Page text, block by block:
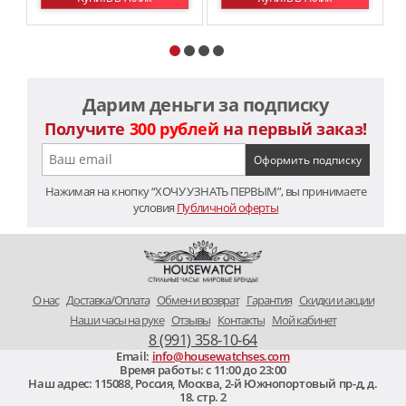
Дарим деньги за подписку
Получите 300 рублей на первый заказ!
Нажимая на кнопку “ХОЧУ УЗНАТЬ ПЕРВЫМ”, вы принимаете
условия Публичной оферты
O нас Доставка/Оплата Обмен и возврат Гарантия Скидки и акции
Наши часы на руке Отзывы Контакты Мой кабинет
8 (991) 358-10-64
Email: info@housewatchses.com
Время работы: c 11:00 до 23:00
Наш адрес: 115088, Россия, Москва 2-й Южнопортовый пр-д, д.
18. стр. 2